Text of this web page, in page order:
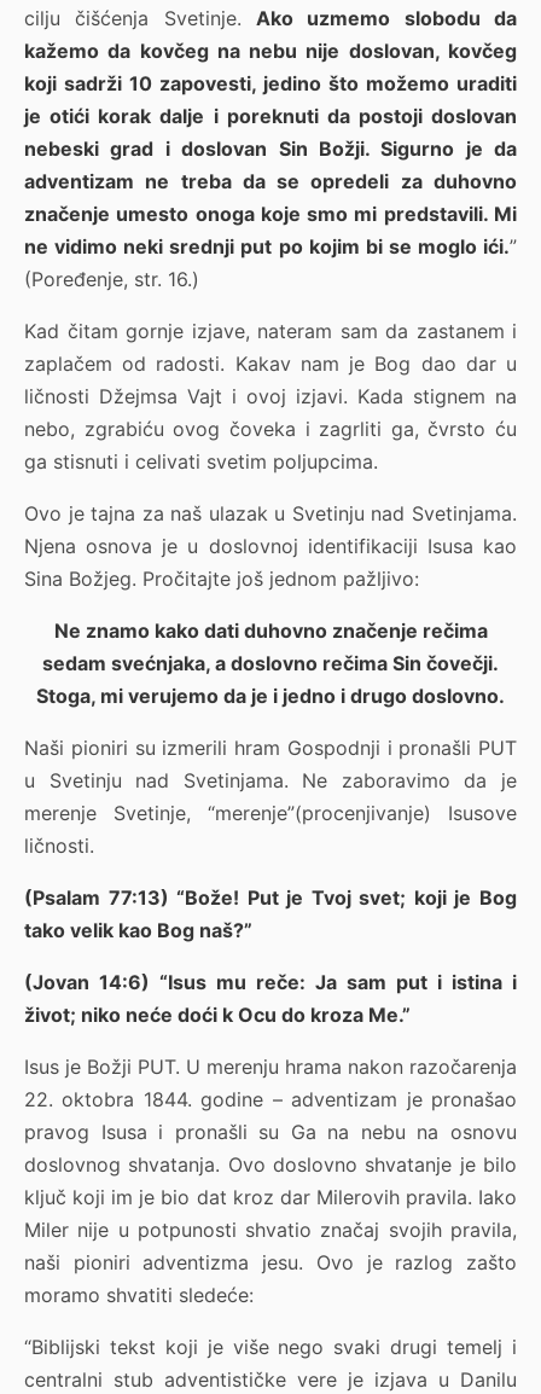
cilju čišćenja Svetinje. Ako uzmemo slobodu da
kažemo da kovčeg na nebu nije doslovan, kovčeg
koji sadrži 10 zapovesti, jedino što možemo uraditi
je otići korak dalje i poreknuti da postoji doslovan
nebeski grad i doslovan Sin Božji. Sigurno je da
adventizam ne treba da se opredeli za duhovno
značenje umesto onoga koje smo mi predstavili. Mi
ne vidimo neki srednji put po kojim bi se moglo ići.”
(Poređenje, str. 16.)
Kad čitam gornje izjave, nateram sam da zastanem i
zaplačem od radosti. Kakav nam je Bog dao dar u
ličnosti Džejmsa Vajt i ovoj izjavi. Kada stignem na
nebo, zgrabiću ovog čoveka i zagrliti ga, čvrsto ću
ga stisnuti i celivati svetim poljupcima.
Ovo je tajna za naš ulazak u Svetinju nad Svetinjama.
Njena osnova je u doslovnoj identifikaciji Isusa kao
Sina Božjeg. Pročitajte još jednom pažljivo:
Ne znamo kako dati duhovno značenje rečima
sedam svećnjaka, a doslovno rečima Sin čovečji.
Stoga, mi verujemo da je i jedno i drugo doslovno.
Naši pioniri su izmerili hram Gospodnji i pronašli PUT
u Svetinju nad Svetinjama. Ne zaboravimo da je
merenje Svetinje, “merenje”(procenjivanje) Isusove
ličnosti.
(Psalam 77:13) “Bože! Put je Tvoj svet; koji je Bog
tako velik kao Bog naš?”
(Jovan 14:6) “Isus mu reče: Ja sam put i istina i
život; niko neće doći k Ocu do kroza Me.”
Isus je Božji PUT. U merenju hrama nakon razočarenja
22. oktobra 1844. godine – adventizam je pronašao
pravog Isusa i pronašli su Ga na nebu na osnovu
doslovnog shvatanja. Ovo doslovno shvatanje je bilo
ključ koji im je bio dat kroz dar Milerovih pravila. Iako
Miler nije u potpunosti shvatio značaj svojih pravila,
naši pioniri adventizma jesu. Ovo je razlog zašto
moramo shvatiti sledeće:
“Biblijski tekst koji je više nego svaki drugi temelj i
centralni stub adventističke vere je izjava u Danilu